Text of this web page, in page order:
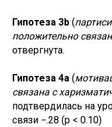
Гипотеза 3b (
положительно
отвергнута.
Гипотеза 4a (
связана с
подтвердилась на
связи −.28 (p < 0.10)